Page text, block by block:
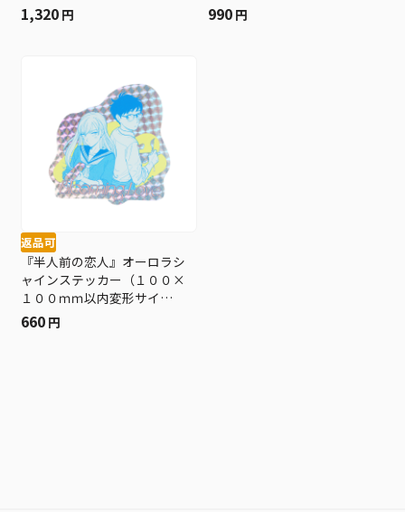
1,320 円 990 円
返品可
『半人前の恋人』オーロラシ
ャインステッカー（１００×
１００ｍｍ以内変形サイ
ズ） ＢＤ３−ＪＮＰＧ
660 円